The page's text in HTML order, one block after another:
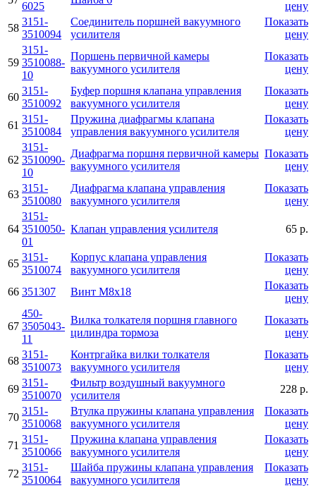
6025
цену
58
3151-
3510094
Соединитель поршней вакуумного
усилителя
Показать
цену
59
3151-
3510088-
10
Поршень первичной камеры
вакуумного усилителя
Показать
цену
60
3151-
3510092
Буфер поршня клапана управления
вакуумного усилителя
Показать
цену
61
3151-
3510084
Пружина диафрагмы клапана
управления вакуумного усилителя
Показать
цену
62
3151-
3510090-
10
Диафрагма поршня первичной камеры
вакуумного усилителя
Показать
цену
63
3151-
3510080
Диафрагма клапана управления
вакуумного усилителя
Показать
цену
64
3151-
3510050-
01
Клапан управления усилителя 65 р.
65
3151-
3510074
Корпус клапана управления
вакуумного усилителя
Показать
цену
66 351307 Винт М8х18
Показать
цену
67
450-
3505043-
11
Вилка толкателя поршня главного
цилиндра тормоза
Показать
цену
68
3151-
3510073
Контргайка вилки толкателя
вакуумного усилителя
Показать
цену
69
3151-
3510070
Фильтр воздушный вакуумного
усилителя
228 р.
70
3151-
3510068
Втулка пружины клапана управления
вакуумного усилителя
Показать
цену
71
3151-
3510066
Пружина клапана управления
вакуумного усилителя
Показать
цену
72
3151-
3510064
Шайба пружины клапана управления
вакуумного усилителя
Показать
цену